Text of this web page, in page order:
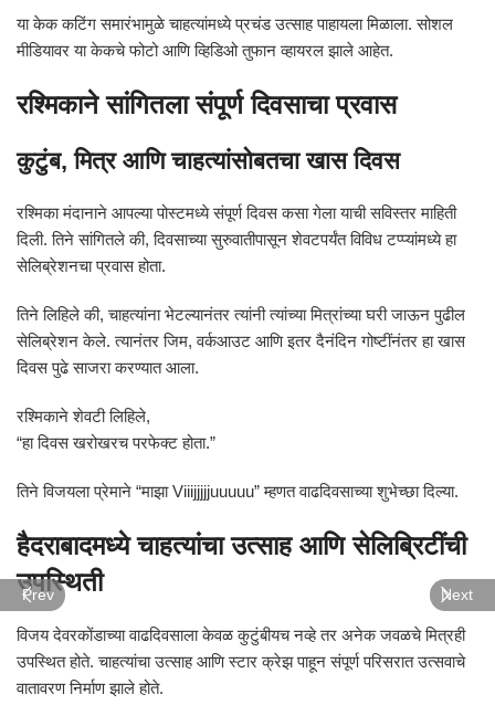
या केक कटिंग समारंभामुळे चाहत्यांमध्ये प्रचंड उत्साह पाहायला मिळाला. सोशल
मीडियावर या केकचे फोटो आणि व्हिडिओ तुफान व्हायरल झाले आहेत.
रश्मिकाने सांगितला संपूर्ण दिवसाचा प्रवास
कुटुंब, मित्र आणि चाहत्यांसोबतचा खास दिवस
रश्मिका मंदानाने आपल्या पोस्टमध्ये संपूर्ण दिवस कसा गेला याची सविस्तर माहिती
दिली. तिने सांगितले की, दिवसाच्या सुरुवातीपासून शेवटपर्यंत विविध टप्प्यांमध्ये हा
सेलिब्रेशनचा प्रवास होता.
तिने लिहिले की, चाहत्यांना भेटल्यानंतर त्यांनी त्यांच्या मित्रांच्या घरी जाऊन पुढील
सेलिब्रेशन केले. त्यानंतर जिम, वर्कआउट आणि इतर दैनंदिन गोष्टींनंतर हा खास
दिवस पुढे साजरा करण्यात आला.
रश्मिकाने शेवटी लिहिले,
“हा दिवस खरोखरच परफेक्ट होता.”
तिने विजयला प्रेमाने “माझा Viiijjjjjuuuuu” म्हणत वाढदिवसाच्या शुभेच्छा दिल्या.
हैदराबादमध्ये चाहत्यांचा उत्साह आणि सेलिब्रिटींची
उपस्थिती
विजय देवरकोंडाच्या वाढदिवसाला केवळ कुटुंबीयच नव्हे तर अनेक जवळचे मित्रही
उपस्थित होते. चाहत्यांचा उत्साह आणि स्टार क्रेझ पाहून संपूर्ण परिसरात उत्सवाचे
वातावरण निर्माण झाले होते.
Prev Next